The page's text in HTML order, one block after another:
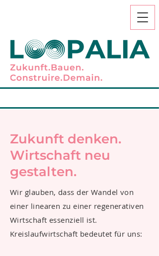
Zukunft denken.
Wirtschaft neu
gestalten.
Wir glauben, dass der Wandel von
einer linearen zu einer regenerativen
Wirtschaft essenziell ist.
Kreislaufwirtschaft bedeutet für uns: